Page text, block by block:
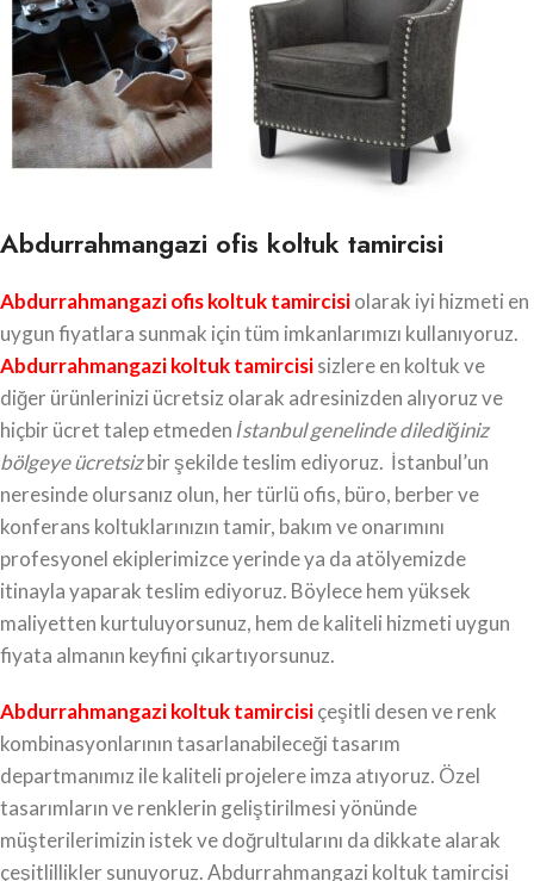
Abdurrahmangazi ofis koltuk tamircisi
Abdurrahmangazi ofis koltuk tamircisiolarak iyi hizmeti en
uygun fiyatlara sunmak için tüm imkanlarımızı kullanıyoruz.
Abdurrahmangazi koltuk tamircisisizlere en koltuk ve
diğer ürünlerinizi ücretsiz olarak adresinizden alıyoruz ve
hiçbir ücret talep etmeden İstanbul genelinde dilediğiniz
bölgeye ücretsizbir şekilde teslim ediyoruz. İstanbul’un
neresinde olursanız olun, her türlü ofis, büro, berber ve
konferans koltuklarınızın tamir, bakım ve onarımını
profesyonel ekiplerimizce yerinde ya da atölyemizde
itinayla yaparak teslim ediyoruz. Böylece hem yüksek
maliyetten kurtuluyorsunuz, hem de kaliteli hizmeti uygun
fiyata almanın keyfini çıkartıyorsunuz.
Abdurrahmangazi koltuk tamircisiçeşitli desen ve renk
kombinasyonlarının tasarlanabileceği tasarım
departmanımız ile kaliteli projelere imza atıyoruz. Özel
tasarımların ve renklerin geliştirilmesi yönünde
müşterilerimizin istek ve doğrultularını da dikkate alarak
çeşitlillikler sunuyoruz. Abdurrahmangazi koltuk tamircisi